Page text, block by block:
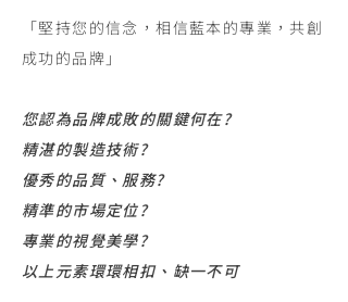
「堅持您的信念，相信藍本的專業，共創
成功的品牌」
您認為品牌成敗的關鍵何在?
精湛的製造技術?
優秀的品質、服務?
精準的市場定位?
專業的視覺美學?
以上元素環環相扣、缺一不可